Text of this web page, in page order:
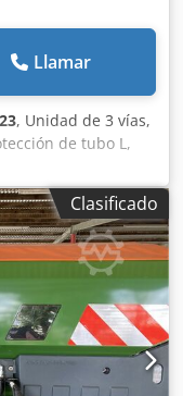
Llamar
, Unidad de 3 vías,
de tubo L,
de dispersión
componentes de
de fuerza con
L y escaleras,
Ag Aja
Clasificado